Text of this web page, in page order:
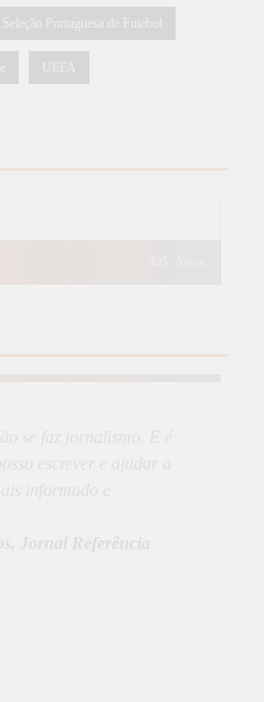
Seleção Portuguesa de Futebol
UEFA
19 News